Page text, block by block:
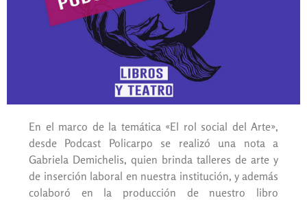
En el marco de la temática «El rol social del Arte»,
desde Podcast Policarpo se realizó una nota a
Gabriela Demichelis, quien brinda talleres de arte y
de inserción laboral en nuestra institución, y además
colaboró en la producción de nuestro libro